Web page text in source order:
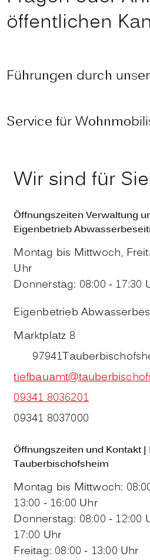
öffentlichen
Führungen durch
Service für
Wir sind für
Öffnungszeiten Verwaltung
Eigenbetrieb
Montag bis Mittwoch,
Uhr
Donnerstag: 08:00 - 17:30
Eigenbetrieb
Marktplatz 8
97941
09341 8036201
09341 8037000
Öffnungszeiten und Kontakt |
Tauberbischofsheim
Montag bis Mittwoch:
13:00 - 16:00 Uhr
Donnerstag: 08:00 - 12:00
17:00 Uhr
Freitag: 08:00 - 13:00 Uhr